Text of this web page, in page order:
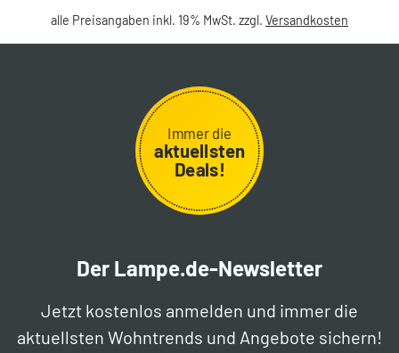
alle Preisangaben inkl. 19% MwSt. zzgl. Versandkosten
Immer die
aktuellsten
Deals!
Der Lampe.de-Newsletter
Jetzt kostenlos anmelden und immer die
aktuellsten Wohntrends und Angebote sichern!